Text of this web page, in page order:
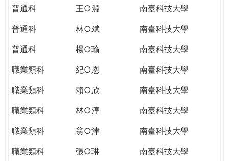
普通科
王○淵
南臺科技大學
普通科
林○斌
南臺科技大學
普通科
楊○瑜
南臺科技大學
職業類科
紀○恩
南臺科技大學
職業類科
賴○欣
南臺科技大學
職業類科
林○淳
南臺科技大學
職業類科
翁○津
南臺科技大學
職業類科
張○琳
南臺科技大學